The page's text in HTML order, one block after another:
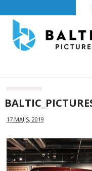
17 MAIJS, 2019